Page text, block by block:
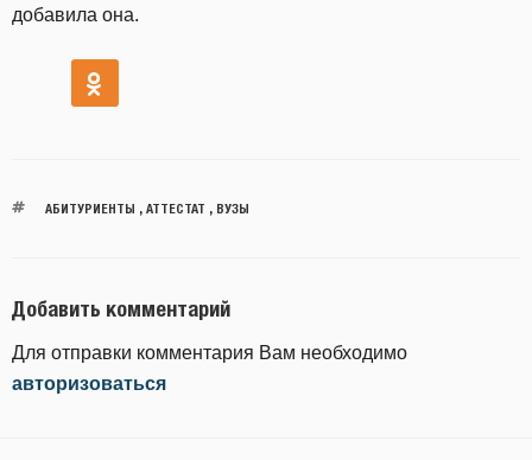
добавила она.
АБИТУРИЕНТЫ , АТТЕСТАТ , ВУЗЫ
Добавить комментарий
Для отправки комментария Вам необходимо
авторизоваться